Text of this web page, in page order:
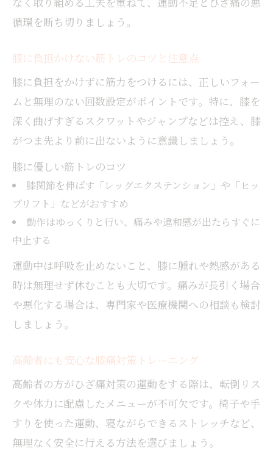
循環を断ち切りましょう。
膝に負担かけない筋トレのコツと注意点
膝に負担をかけずに筋力をつけるには、正しいフォー
ムと無理のない回数設定がポイントです。特に、膝を
深く曲げすぎるスクワットやジャンプなどは控え、膝
がつま先より前に出ないように意識しましょう。
膝に優しい筋トレのコツ
膝関節を伸ばす「レッグエクステンション」や「ヒッ
プリフト」などがおすすめ
動作はゆっくりと行い、痛みや違和感が出たらすぐに
中止する
運動中は呼吸を止めないこと、膝に腫れや熱感がある
時は無理せず休むことも大切です。痛みが長引く場合
や悪化する場合は、専門家や医療機関への相談も検討
しましょう。
高齢者にも安心な膝痛対策トレーニング
高齢者の方がひざ痛対策の運動をする際は、転倒リス
クや体力に配慮したメニューが不可欠です。椅子や手
すりを使った運動、寝ながらできるストレッチなど、
無理なく安全に行える方法を選びましょう。